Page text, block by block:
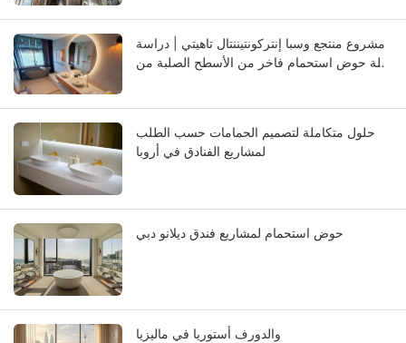
مشروع منتجع وسبا إنتركونتيننتال تاهيتي | دراسة
حالة حوض استحمام فاخر من الأسطح الصلبة من
حلول متكاملة لتصميم الحمامات حسب الطلب
لمشاريع الفنادق في أروبا
حوض استحمام لمشاريع فندق ديلانو دبي
والدورف أستوريا في ماليزيا